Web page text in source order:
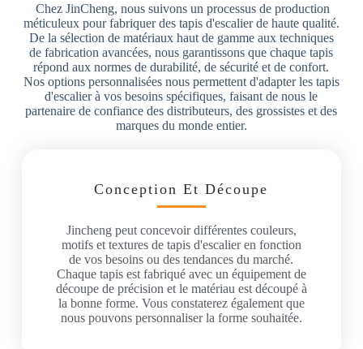
Chez JinCheng, nous suivons un processus de production
méticuleux pour fabriquer des tapis d'escalier de haute qualité.
De la sélection de matériaux haut de gamme aux techniques
de fabrication avancées, nous garantissons que chaque tapis
répond aux normes de durabilité, de sécurité et de confort.
Nos options personnalisées nous permettent d'adapter les tapis
d'escalier à vos besoins spécifiques, faisant de nous le
partenaire de confiance des distributeurs, des grossistes et des
marques du monde entier.
Conception Et Découpe
Jincheng peut concevoir différentes couleurs,
motifs et textures de tapis d'escalier en fonction
de vos besoins ou des tendances du marché.
Chaque tapis est fabriqué avec un équipement de
découpe de précision et le matériau est découpé à
la bonne forme. Vous constaterez également que
nous pouvons personnaliser la forme souhaitée.